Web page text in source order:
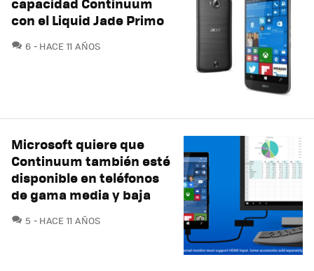
con el Liquid Jade Primo
6 COMENTARIOS
HACE 11 AÑOS
Microsoft quiere que
Continuum también esté
disponible en teléfonos
de gama media y baja
5 COMENTARIOS
HACE 11 AÑOS